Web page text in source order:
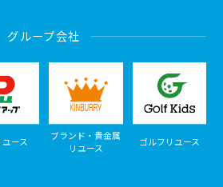
グループ会社
ース
ブランド・貴金属
リユース
ゴルフリユース